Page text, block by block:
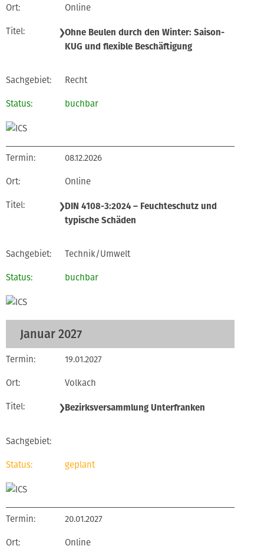
Online
❯Ohne Beulen durch den Winter: Saison-
KUG und flexible Beschäftigung
Recht
buchbar
08.12.2026
Online
❯DIN 4108-3:2024 – Feuchteschutz und
typische Schäden
Technik/Umwelt
buchbar
Januar 2027
19.01.2027
Volkach
❯Bezirksversammlung Unterfranken
geplant
20.01.2027
Online